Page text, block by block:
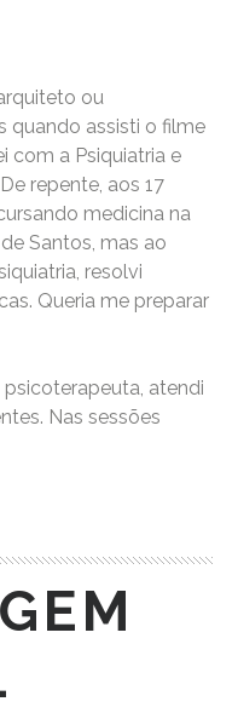
ou
quando assisti o filme
com a Psiquiatria e
repente, aos 17
medicina na
Santos, mas ao
resolvi
Queria me preparar
atendi
Nas sessões